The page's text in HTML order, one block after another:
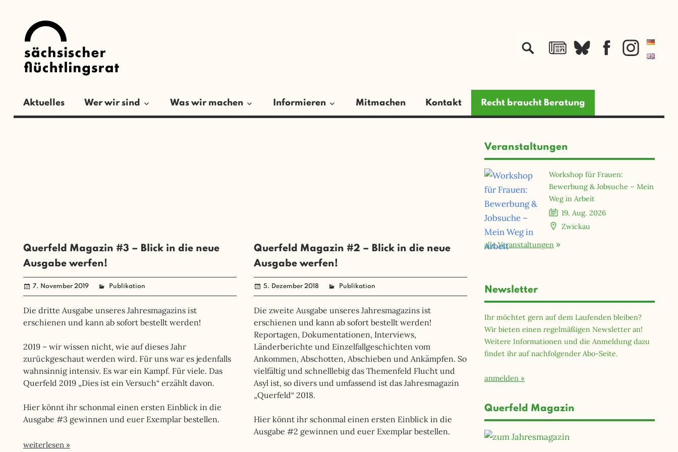
springen
Aktuelles Wer wir sind Was wir machen Informieren Mitmachen Kontakt Recht braucht Beratung
Querfeld Magazin #3 – Blick in die neue
Ausgabe werfen!
7. November 2019 administrator
Publikation
Die dritte Ausgabe unseres Jahresmagazins ist
erschienen und kann ab sofort bestellt werden!
2019 – wir wissen nicht, wie auf dieses Jahr
zurückgeschaut werden wird. Für uns war es jedenfalls
wahnsinnig intensiv. Es war ein Kampf. Für viele. Das
Querfeld 2019 „Dies ist ein Versuch“ erzählt davon.
Hier könnt ihr schonmal einen ersten Einblick in die
Ausgabe #3 gewinnen und euer Exemplar bestellen.
weiterlesen
Querfeld Magazin #2 – Blick in die neue
Ausgabe werfen!
5. Dezember 2018 administrator
Publikation
Die zweite Ausgabe unseres Jahresmagazins ist
erschienen und kann ab sofort bestellt werden!
Reportagen, Dokumentationen, Interviews,
Länderberichte und Einzelfallgeschichten vom
Ankommen, Abschotten, Abschieben und Ankämpfen. So
vielfältig und schnelllebig das Themenfeld Flucht und
Asyl ist, so divers und umfassend ist das Jahresmagazin
„Querfeld“ 2018.
Hier könnt ihr schonmal einen ersten Einblick in die
Ausgabe #2 gewinnen und euer Exemplar bestellen.
Veranstaltungen
Workshop für Frauen:
Bewerbung & Jobsuche – Mein
Weg in Arbeit
19. Aug. 2026
Zwickau
alle Veranstaltungen
Newsletter
Ihr möchtet gern auf dem Laufenden bleiben?
Wir bieten einen regelmäßigen Newsletter an!
Weitere Informationen und die Anmeldung dazu
findet ihr auf nachfolgender Abo-Seite.
anmelden
Querfeld Magazin